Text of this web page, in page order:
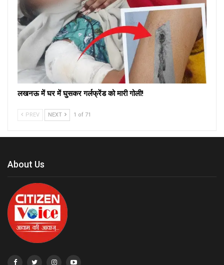
लखनऊ में घर में घुसकर गर्लफ्रेंड को मारी गोली!
PREV NEXT 1 of 71
About Us